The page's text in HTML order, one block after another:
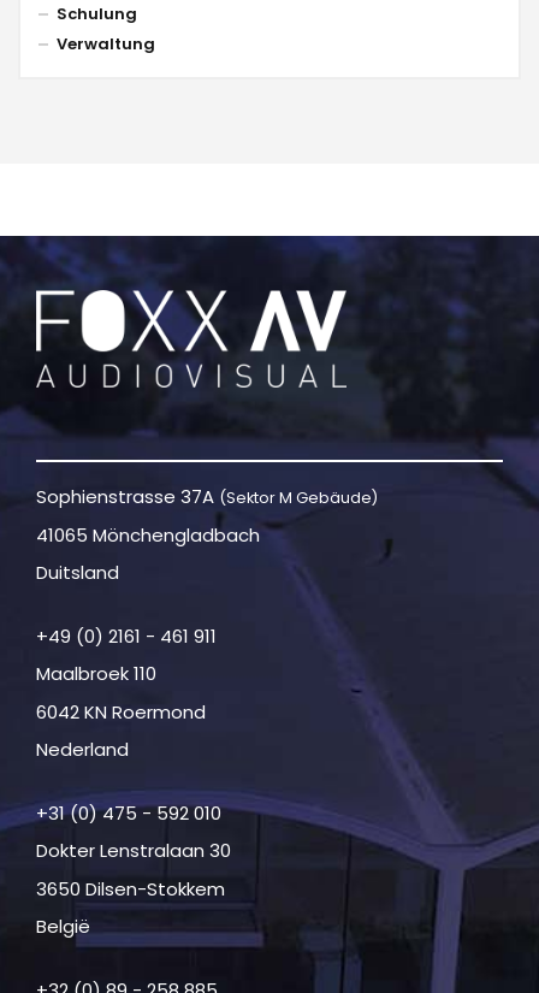
Schulung
Verwaltung
Sophienstrasse 37A (Sektor M Gebäude)
41065 Mönchengladbach
Duitsland
+49 (0) 2161 - 461 911
Maalbroek 110
6042 KN Roermond
Nederland
+31 (0) 475 - 592 010
Dokter Lenstralaan 30
3650 Dilsen-Stokkem
België